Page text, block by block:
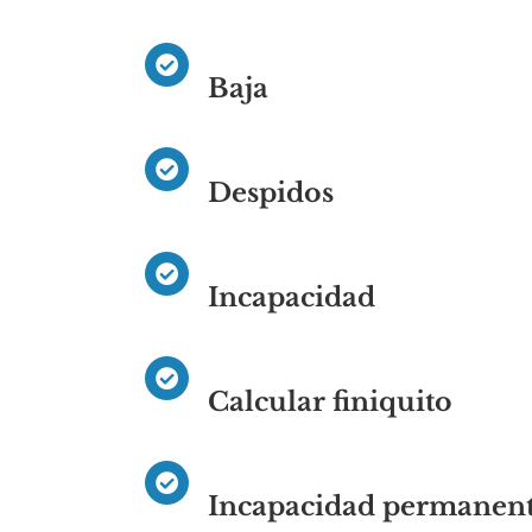
Baja
Despidos
Incapacidad
Calcular finiquito
Incapacidad